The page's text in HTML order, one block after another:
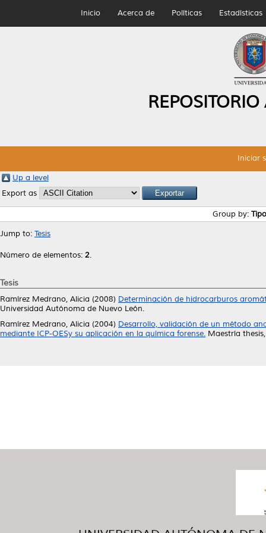
Inicio Acerca de Políticas Estadísticas
Iniciar
Up a level
Export as
Group by:
Jump to: Tesis
Número de elementos: 2.
Tesis
Ramírez Medrano, Alicia (2008) Determinación de hidrocarburos
Universidad Autónoma de Nuevo León.
Ramírez Medrano, Alicia (2004) Desarrollo, validación de un método
mediante ICP-OESy su aplicación en la química forense. Maestría